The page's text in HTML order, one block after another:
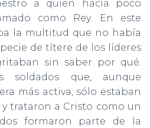
a quien hacía poco
como Rey. En este
la multitud que no había
de títere de los líderes
sin saber por qué.
soldados que, aunque
más activa, sólo estaban
trataron a Cristo como un
formaron parte de la